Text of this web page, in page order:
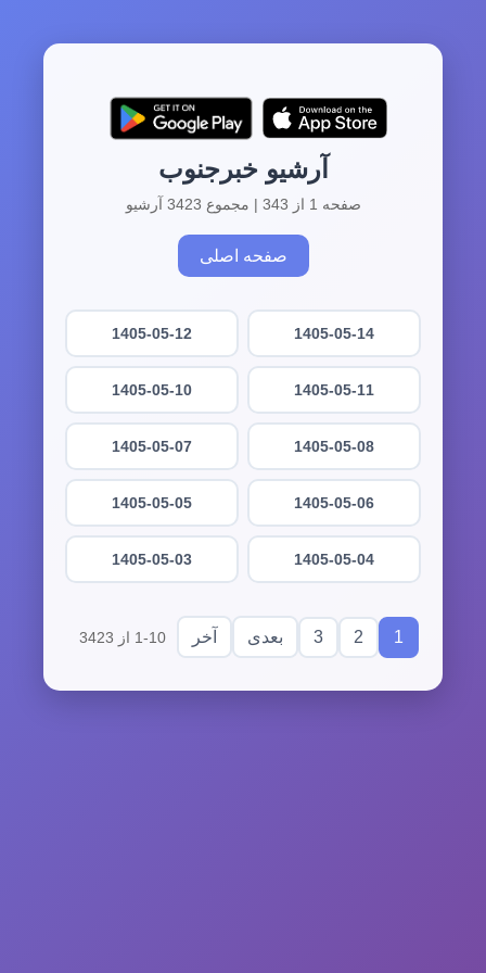
آرشیو خبرجنوب
صفحه 1 از 343 | مجموع 3423 آرشیو
صفحه اصلی
1405-05-14
1405-05-12
1405-05-11
1405-05-10
1405-05-08
1405-05-07
1405-05-06
1405-05-05
1405-05-04
1405-05-03
1
2
3 بعدی آخر 1-10 از 3423